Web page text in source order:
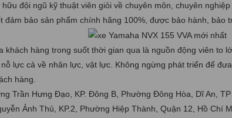
đội ngũ kỹ thuật viên giỏi về chuyên môn, chuyên
đảm bảo sản phẩm chính hãng 100%, được bảo hành, bảo
khách hàng trong suốt thời gian qua là nguồn động viên to
lực cả về nhân lực, vật lực. Không ngừng phát triển để đưa
hàng.
Trần Hưng Đạo, KP. Đông B, Phường Đông Hòa, Dĩ An, TP
Ảnh Thủ, KP.2, Phường Hiệp Thành, Quận 12, Hồ Chí